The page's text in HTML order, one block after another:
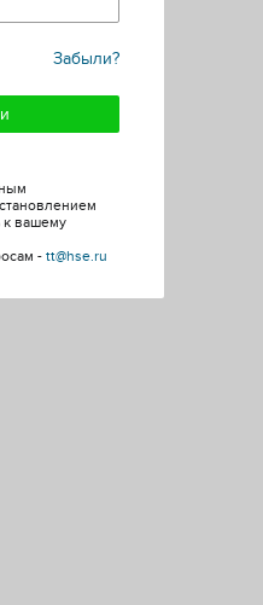
Забыли?
к вашему
- tt@hse.ru